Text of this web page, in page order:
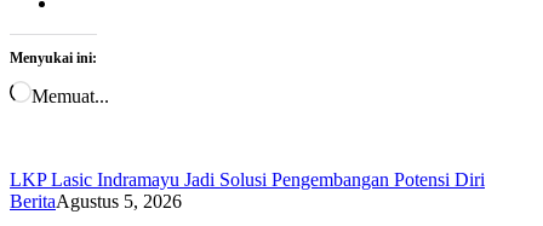
Menyukai ini:
Memuat...
LKP Lasic Indramayu Jadi Solusi Pengembangan Potensi Diri
BeritaAgustus 5, 2026